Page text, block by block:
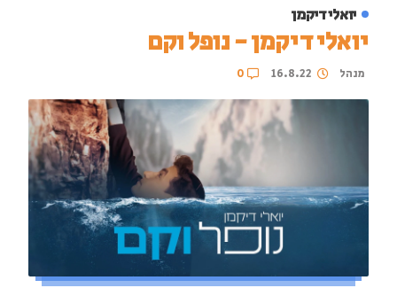
יואלי דיקמן
יואלי דיקמן - נופל וקם
מנהל 16.8.22
0